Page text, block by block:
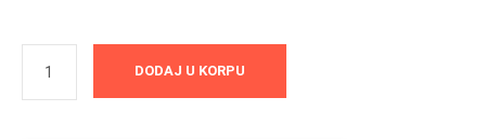
DODAJ U KORPU